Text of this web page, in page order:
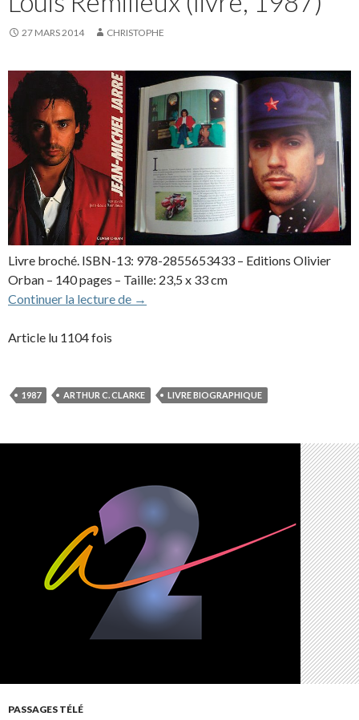
27 MARS 2014 CHRISTOPHE
Livre broché. ISBN-13: 978-2855653433 – Editions Olivier
Orban – 140 pages – Taille: 23,5 x 33 cm
Continuer la lecture de Jean Michel Jarre par Jean-Louis
→
Article lu 1104 fois
1987 ARTHUR C. CLARKE LIVRE BIOGRAPHIQUE
PASSAGES TÉLÉ